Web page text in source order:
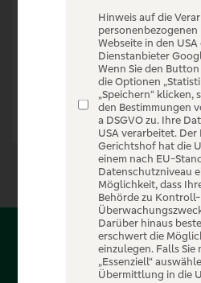
Zur Startseite
Über PSD-Entertain
Hinweis auf die
Webseite in den
Dienstanbieter
Wenn Sie den
die Optionen
„Speichern“ klicken,
den Bestimmungen
a DSGVO zu. Ihre
USA verarbeitet. Der
Gerichtshof hat die
einem nach EU-
Datenschutzniveau
Möglichkeit, dass
Behörde zu
Darüber hinaus
erschwert die
einzulegen. Falls Sie
„Essenziell“
Übermittlung in die